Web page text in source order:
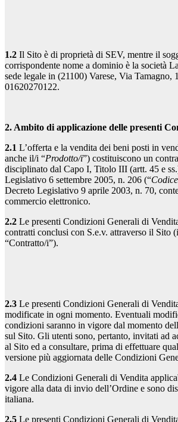
1.2 Il Sito è di proprietà di SEV, mentre il
corrispondente nome a dominio è la società
sede legale in (21100) Varese, Via Tamagno,
01620270122.
2. Ambito di applicazione delle presenti
2.1 L’offerta e la vendita dei beni posti in
anche il/i “Prodotto/i”) costituiscono un
disciplinato dal Capo I, Titolo III (artt. 45 e
Legislativo 6 settembre 2005, n. 206 (“
Decreto Legislativo 9 aprile 2003, n. 70,
commercio elettronico.
2.2 Le presenti Condizioni Generali di
contratti conclusi con S.e.v. attraverso il Sito
“Contratto/i”).
2.3 Le presenti Condizioni Generali di
modificate in ogni momento. Eventuali
condizioni saranno in vigore dal momento
sul Sito. Gli utenti sono, pertanto, invitati ad
al Sito ed a consultare, prima di effettuare
versione più aggiornata delle Condizioni
2.4 Le Condizioni Generali di Vendita
vigore alla data di invio dell’Ordine e sono
italiana.
2.5 Le presenti Condizioni Generali di